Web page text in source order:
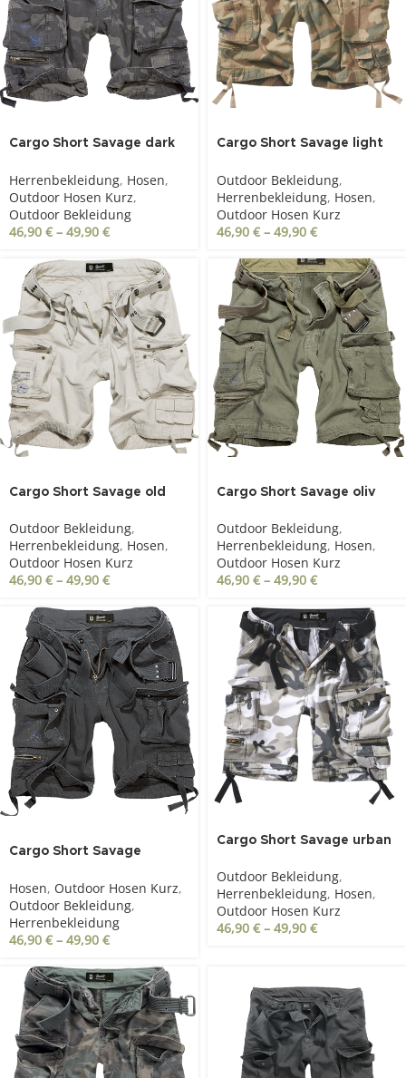
Cargo Short Savage dark
Herrenbekleidung, Hosen,
Outdoor Hosen Kurz,
Outdoor Bekleidung
46,90 €– 49,90 €
Cargo Short Savage light
Outdoor Bekleidung,
Herrenbekleidung, Hosen,
Outdoor Hosen Kurz
46,90 €– 49,90 €
Cargo Short Savage old
Outdoor Bekleidung,
Herrenbekleidung, Hosen,
Outdoor Hosen Kurz
46,90 €– 49,90 €
Cargo Short Savage oliv
Outdoor Bekleidung,
Herrenbekleidung, Hosen,
Outdoor Hosen Kurz
46,90 €– 49,90 €
Cargo Short Savage
Hosen, Outdoor Hosen Kurz,
Outdoor Bekleidung,
Herrenbekleidung
46,90 €– 49,90 €
Cargo Short Savage urban
Outdoor Bekleidung,
Herrenbekleidung, Hosen,
Outdoor Hosen Kurz
46,90 €– 49,90 €